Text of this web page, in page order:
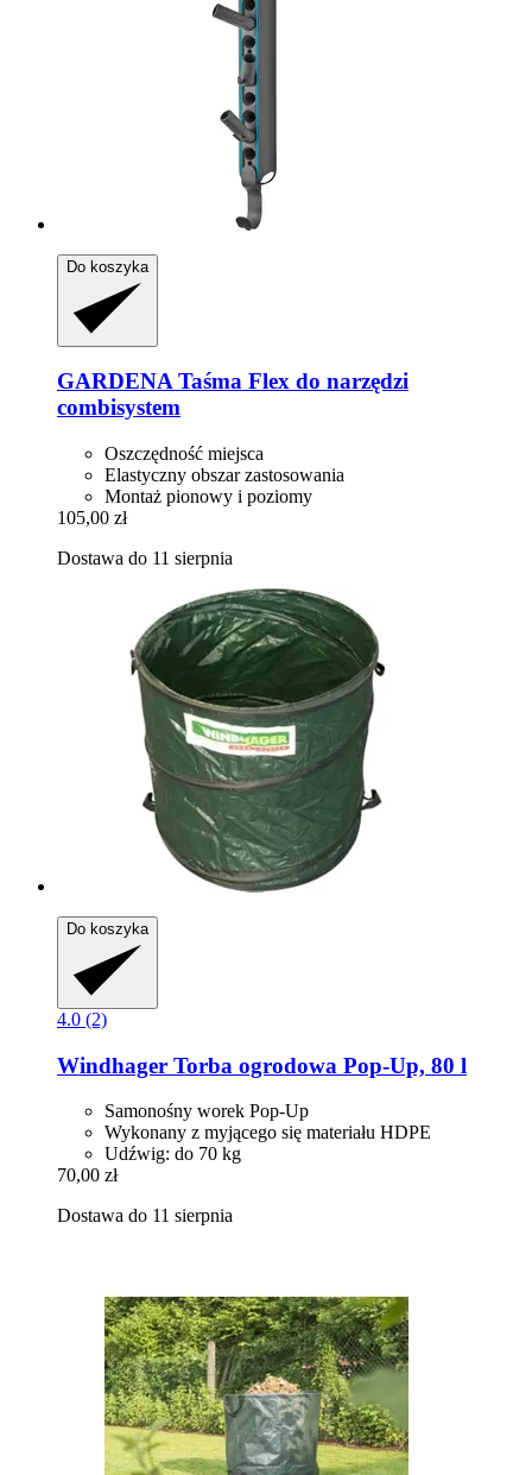
Do koszyka
GARDENATaśma Flex do narzędzi
combisystem
Oszczędność miejsca
Elastyczny obszar zastosowania
Montaż pionowy i poziomy
105,00 zł
Dostawa do 11 sierpnia
Do koszyka
4.0 (2)
Windhager Torba ogrodowa Pop‑Up, 80 l
Samonośny worek Pop‑Up
Wykonany z myjącego się materiału HDPE
Udźwig: do 70 kg
70,00 zł
Dostawa do 11 sierpnia